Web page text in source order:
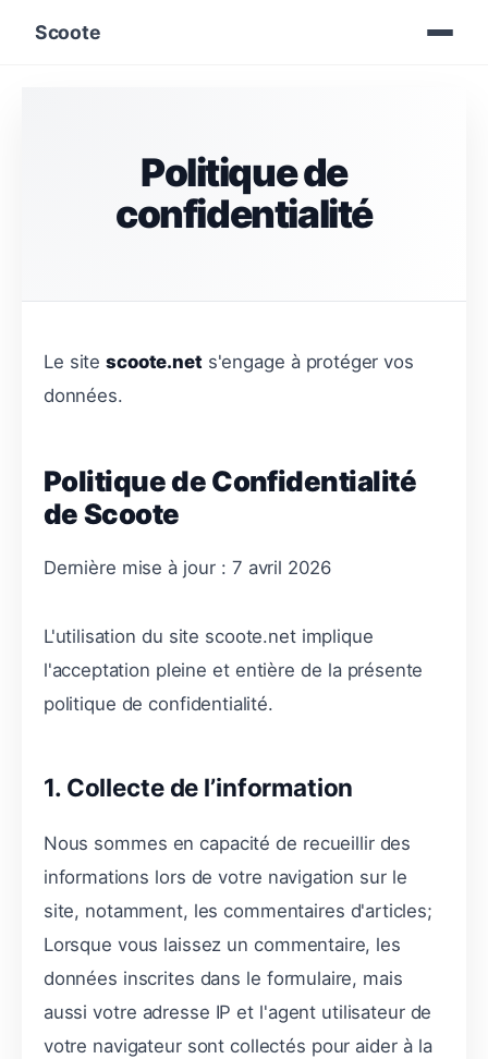
Scoote
Politique de
confidentialité
Le sitescoote.nets'engage à protéger vos
données.
Politique de Confidentialité
de Scoote
Dernière mise à jour : 7 avril 2026
L'utilisation du site scoote.net implique
l'acceptation pleine et entière de la présente
politique de confidentialité.
1. Collecte de l’information
Nous sommes en capacité de recueillir des
informations lors de votre navigation sur le
site, notamment, les commentaires d'articles;
Lorsque vous laissez un commentaire, les
données inscrites dans le formulaire, mais
aussi votre adresse IP et l'agent utilisateur de
votre navigateur sont collectés pour aider à la